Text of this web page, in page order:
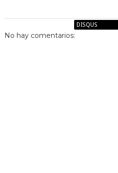
DISQUS
No hay comentarios: